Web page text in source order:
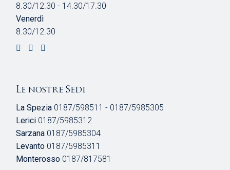
8.30/12.30 - 14.30/17.30
Venerdì
8.30/12.30
Le nostre Sedi
La Spezia 0187/598511 - 0187/5985305
Lerici 0187/5985312
Sarzana 0187/5985304
Levanto 0187/5985311
Monterosso 0187/817581